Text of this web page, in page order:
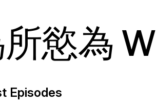
慾為
Episodes